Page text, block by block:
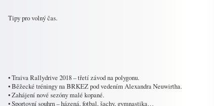
Tipy pro volný čas.
• Traiva Rallydrive 2018 – třetí závod na polygonu.
• Běžecké tréningy na BRKEZ pod vedením Alexandra Neuwirtha.
• Zahájení nové sezóny malé kopané.
• Sportovní souhrn – házená, fotbal, šachy, gymnastika…